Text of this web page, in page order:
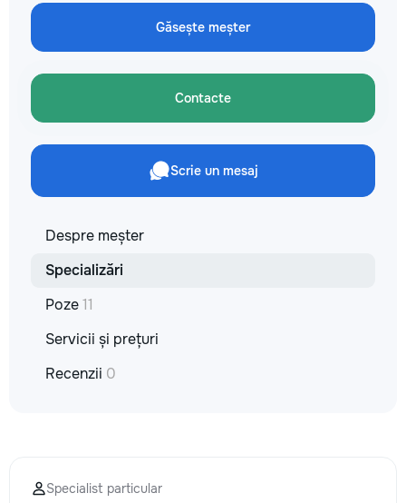
✔ Обучение
Găsește meșter
Contacte
Scrie un mesaj
Despre meșter
Specializări
Poze11
Servicii și prețuri
Recenzii 0
Specialist particular